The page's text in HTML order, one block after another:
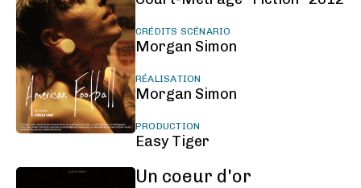
CRÉDITS SCÉNARIO
Morgan Simon
RÉALISATION
Morgan Simon
PRODUCTION
Easy Tiger
Un coeur d'or